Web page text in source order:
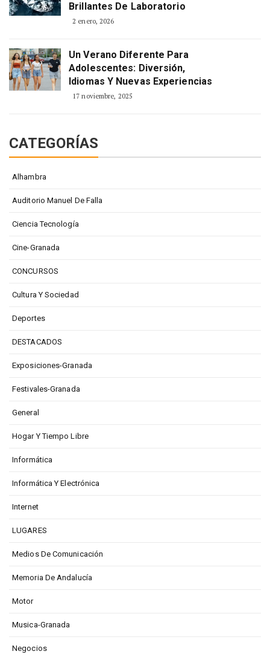
Brillantes De Laboratorio
2 enero, 2026
Un Verano Diferente Para
Adolescentes: Diversión,
Idiomas Y Nuevas Experiencias
17 noviembre, 2025
CATEGORÍAS
Alhambra
Auditorio Manuel De Falla
Ciencia Tecnología
Cine-Granada
CONCURSOS
Cultura Y Sociedad
Deportes
DESTACADOS
Exposiciones-Granada
Festivales-Granada
General
Hogar Y Tiempo Libre
Informática
Informática Y Electrónica
Internet
LUGARES
Medios De Comunicación
Memoria De Andalucía
Motor
Musica-Granada
Negocios